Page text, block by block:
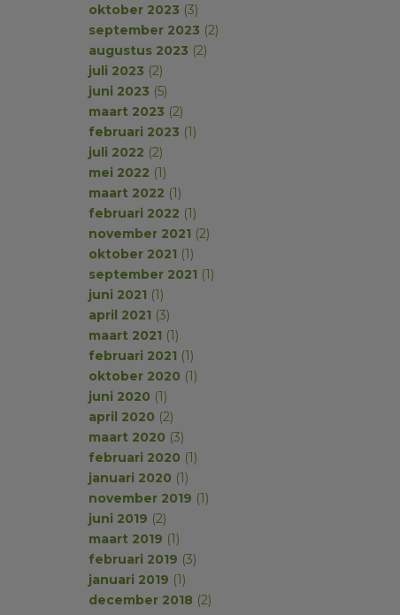
oktober 2023 (3)
september 2023 (2)
augustus 2023 (2)
juli 2023 (2)
juni 2023 (5)
maart 2023 (2)
februari 2023 (1)
juli 2022 (2)
mei 2022 (1)
maart 2022 (1)
februari 2022 (1)
november 2021 (2)
oktober 2021 (1)
september 2021 (1)
juni 2021 (1)
april 2021 (3)
maart 2021 (1)
februari 2021 (1)
oktober 2020 (1)
juni 2020 (1)
april 2020 (2)
maart 2020 (3)
februari 2020 (1)
januari 2020 (1)
november 2019 (1)
juni 2019 (2)
maart 2019 (1)
februari 2019 (3)
januari 2019 (1)
december 2018 (2)